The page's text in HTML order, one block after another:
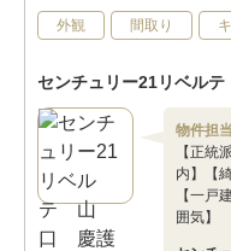
外観 間取り
センチュリー21リベルテ
物件担
【正統
内】【
【一戸
囲気】